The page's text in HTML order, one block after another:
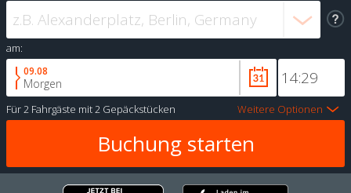
am:
09.08
Morgen
Für2 Fahrgäste mit2 Gepäckstücken Weitere Optionen